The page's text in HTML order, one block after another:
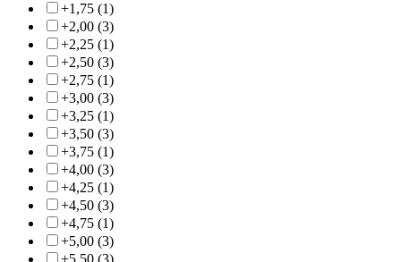
+1,75 (1)
+2,00 (3)
+2,25 (1)
+2,50 (3)
+2,75 (1)
+3,00 (3)
+3,25 (1)
+3,50 (3)
+3,75 (1)
+4,00 (3)
+4,25 (1)
+4,50 (3)
+4,75 (1)
+5,00 (3)